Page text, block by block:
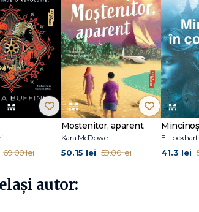
Bardugo se depăşeşte pe sine." – Booklist
are toate ingredientele necesare ca să ţină cititorii
şanse de reuşită aproape nule, o echipă
plin de suspans." - Publishers Weekly
s-a născut la Ierusalim, a crescut în Los Angeles
în make-up şi efecte speciale. În prezent,
autoare, la Editura Trei au apărut toate volumele
celor șase ciori (#1 New York Times bestseller,
nume.
69.00 lei
Moștenitor, aparent
Kara McDowell
50.15 lei 59.00 lei
E. Lockhart
41.3 lei
autor: